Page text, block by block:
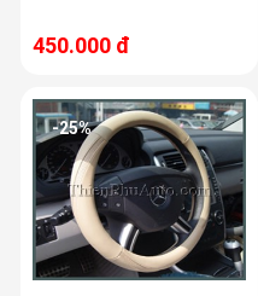
450.000 đ
-25%